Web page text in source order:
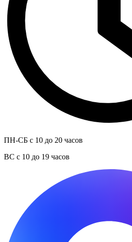
ПН-СБ с 10 до 20 часов
ВС с 10 до 19 часов